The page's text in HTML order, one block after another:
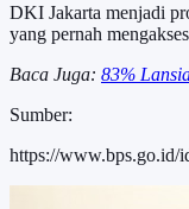
DKI Jakarta menjadi
yang pernah
Baca Juga: 83%
Sumber:
https://www.bps.go.id/